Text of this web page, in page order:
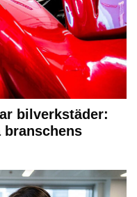
bilverkstäder:
branschens